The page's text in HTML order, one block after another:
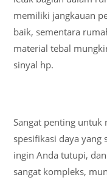
memiliki jangkauan
baik, sementara
material tebal
sinyal hp.
Sangat penting untuk
spesifikasi daya yang
ingin Anda tutupi,
sangat kompleks,